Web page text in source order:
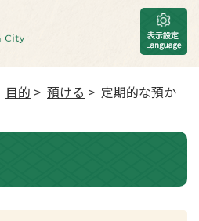
目的 > 預ける > 定期的な預か